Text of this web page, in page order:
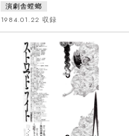
塚による金網デスマッチに駆け抜
ける少女十字軍の叛乱なのであ
る。悪魔と手を結ぶトリックスタ
ーには、美少女・美加理が扮し、
「聖ミカエラ学園」は音を立てて
崩れる。30余の女子中学生、女子
高校生たちが歌うものは果たして
何か？ そして彼女たちは、どこ
に漂流するのか？ 讃美歌と文部
省唱歌の交叉する中、美少女・美
加理が火を
演劇舎螳螂
1984.01.22 収録